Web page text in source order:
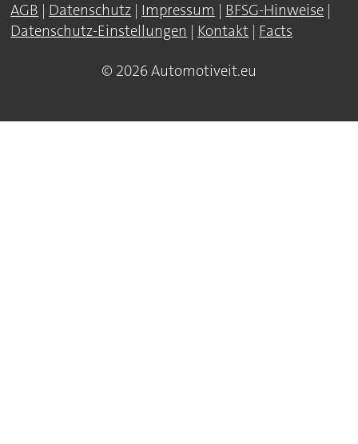
AGB | Datenschutz | Impressum | BFSG-Hinweise |
Datenschutz-Einstellungen | Kontakt | Facts
© 2026 Automotiveit.eu